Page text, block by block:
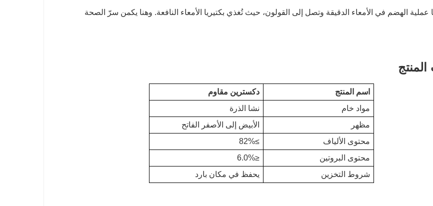
عملية الهضم في الأمعاء الدقيقة وتصل إلى القولون، حيث تُغذي بكتيريا الأمعاء النافعة. وهنا يكمن سرّ الصحة
اسم المنتج
دكسترين مقاوم
مواد خام
نشا الذرة
مظهر
الأبيض إلى الأصفر الفاتح
محتوى الألياف
≥82%
محتوى البروتين
≤6.0%
شروط التخزين
يحفظ في مكان بارد